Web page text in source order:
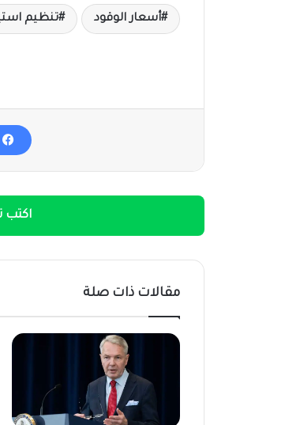
أسعار الوقود تنظيم
اكتب
مقالات ذات صلة